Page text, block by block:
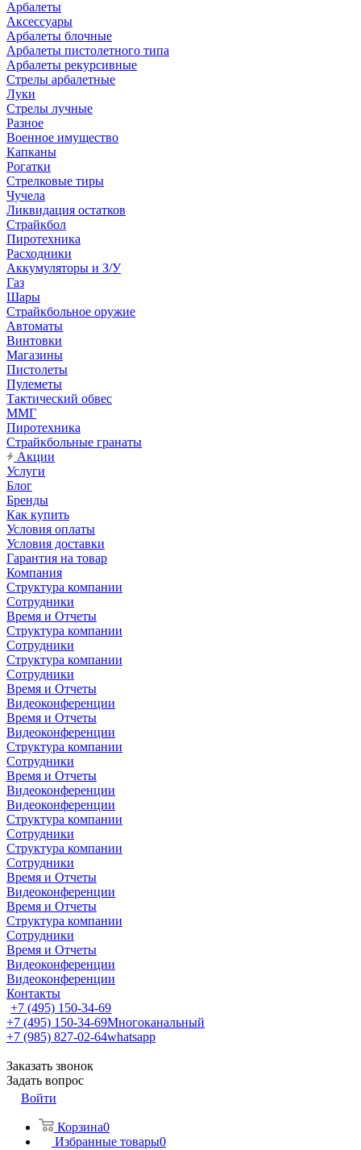
Арбалеты
Аксессуары
Арбалеты блочные
Арбалеты пистолетного типа
Арбалеты рекурсивные
Стрелы арбалетные
Луки
Стрелы лучные
Разное
Военное имущество
Капканы
Рогатки
Стрелковые тиры
Чучела
Ликвидация остатков
Страйкбол
Пиротехника
Расходники
Аккумуляторы и З/У
Газ
Шары
Страйкбольное оружие
Автоматы
Винтовки
Магазины
Пистолеты
Пулеметы
Тактический обвес
ММГ
Пиротехника
Страйкбольные гранаты
Акции
Услуги
Блог
Бренды
Как купить
Условия оплаты
Условия доставки
Гарантия на товар
Компания
Структура компании
Сотрудники
Время и Отчеты
Структура компании
Сотрудники
Структура компании
Сотрудники
Время и Отчеты
Видеоконференции
Время и Отчеты
Видеоконференции
Структура компании
Сотрудники
Время и Отчеты
Видеоконференции
Видеоконференции
Структура компании
Сотрудники
Структура компании
Сотрудники
Время и Отчеты
Видеоконференции
Время и Отчеты
Структура компании
Сотрудники
Время и Отчеты
Видеоконференции
Видеоконференции
Контакты
+7 (495) 150-34-69
+7 (495) 150-34-69Многоканальный
+7 (985) 827-02-64whatsapp
Заказать звонок
Задать вопрос
Войти
Корзина0
Избранные товары0